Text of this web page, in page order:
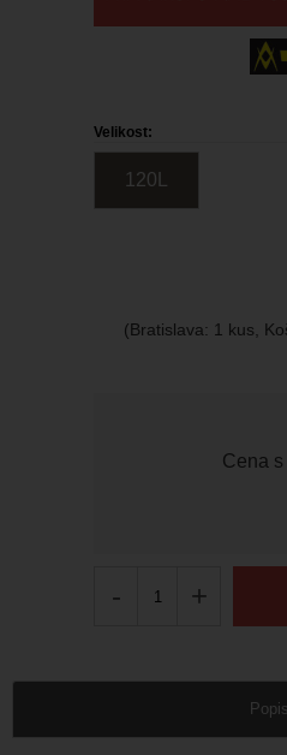
Velikost:
120L
(Bratislava: 1 kus,
Cena
- +
Popis